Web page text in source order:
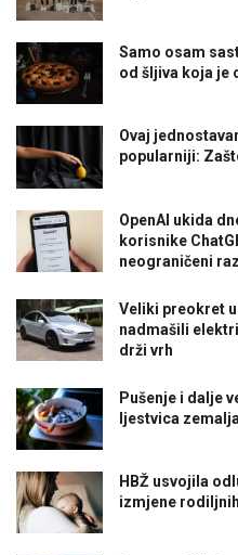
Samo osam
od šljiva koja je
Ovaj
popularniji:
OpenAI ukida
korisnike
neograničeni
Veliki preokret
nadmašili
drži vrh
Pušenje i dalje
ljestvica
HBŽ usvojila
izmjene